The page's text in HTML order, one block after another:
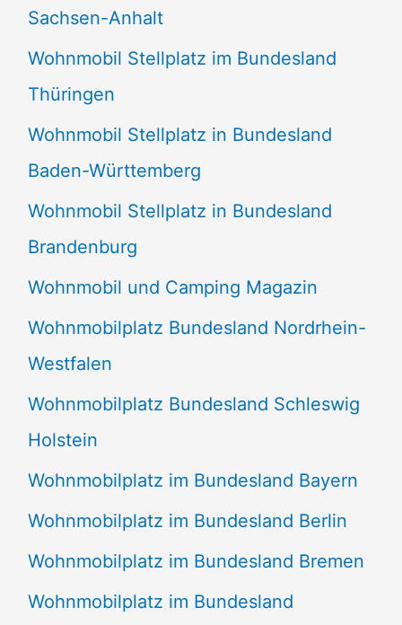
Sachsen-Anhalt
Wohnmobil Stellplatz im Bundesland
Thüringen
Wohnmobil Stellplatz in Bundesland
Baden-Württemberg
Wohnmobil Stellplatz in Bundesland
Brandenburg
Wohnmobil und Camping Magazin
Wohnmobilplatz Bundesland Nordrhein-
Westfalen
Wohnmobilplatz Bundesland Schleswig
Holstein
Wohnmobilplatz im Bundesland Bayern
Wohnmobilplatz im Bundesland Berlin
Wohnmobilplatz im Bundesland Bremen
Wohnmobilplatz im Bundesland